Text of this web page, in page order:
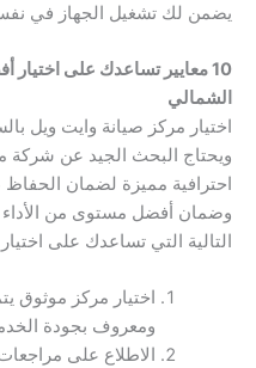
يضمن لك تشغيل الجهاز في
10 معايير تساعدك على
الشمالي
اختيار مركز صيانة وايت ويل
ويحتاج البحث الجيد عن شركة
احترافية مميزة لضمان
وضمان أفضل مستوى من الأداء
التالية التي تساعدك على
اختيار مركز موثوق
ومعروف بجودة
الاطلاع على مراجعات